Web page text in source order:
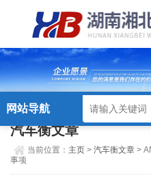
硬汉视频,硬汉视频
下载苹果版,硬汉视
网站导航
汽车衡文章
当前位置： 主页 >汽车衡文章 >
事项